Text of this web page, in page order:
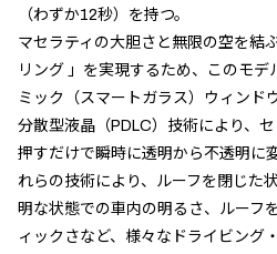
（わずか12秒）を持つ。
マセラティの大胆さと無限の空を結
リング 」を実現するため、このモ
ミック（スマートガラス）ウィンド
分散型液晶（PDLC）技術により、
押すだけで瞬時に透明から不透明に
れらの技術により、ルーフを閉じた
明な状態での車内の明るさ、ルーフ
ィックさなど、様々なドライビング